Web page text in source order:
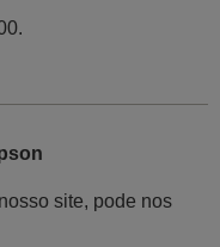
site, pode nos